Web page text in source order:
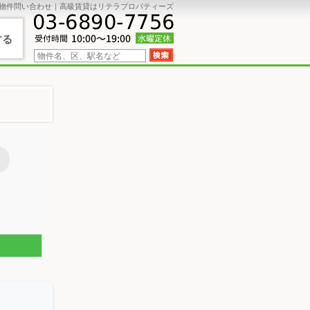
件問い合わせ｜高級賃貸はリテラプロパティーズ